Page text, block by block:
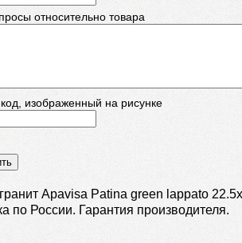
относительно товара
изображенный на рисунке
Apavisa Patina green lappato
по России. Гарантия производителя.